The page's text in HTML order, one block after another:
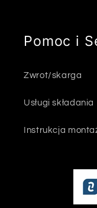
Pomoc i
Zwrot/skarga
Usługi składania
Instrukcja